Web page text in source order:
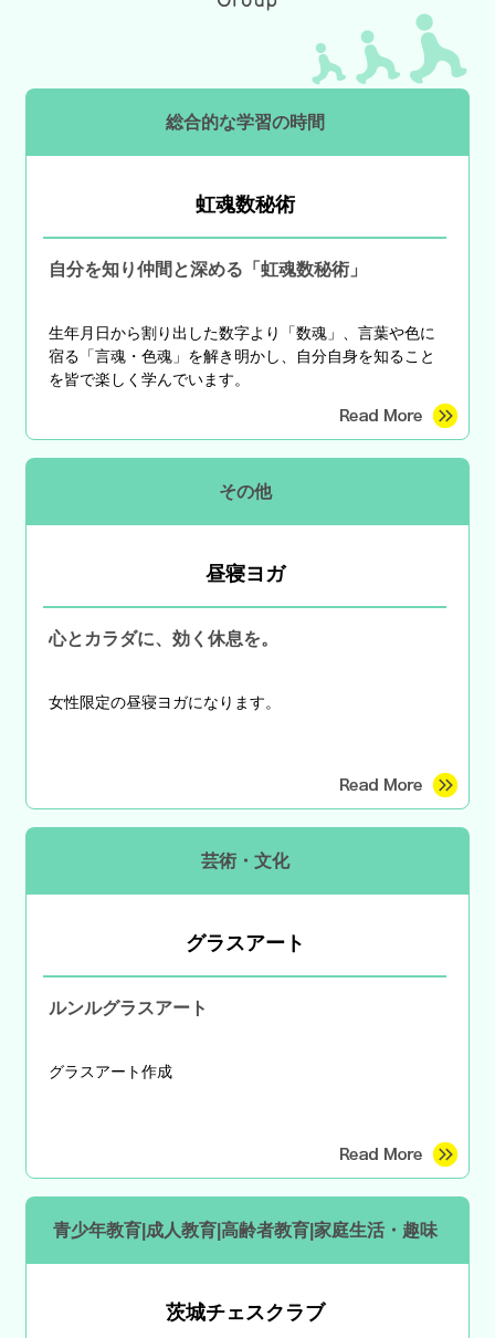
総合的な学習の時間
虹魂数秘術
自分を知り仲間と深める「虹魂数秘術」
生年月日から割り出した数字より「数魂」、言葉や色に
宿る「言魂・色魂」を解き明かし、自分自身を知ること
を皆で楽しく学んでいます。
その他
昼寝ヨガ
心とカラダに、効く休息を。
女性限定の昼寝ヨガになります。
芸術・文化
グラスアート
ルンルグラスアート
グラスアート作成
青少年教育|成人教育|高齢者教育|家庭生活・趣味
茨城チェスクラブ